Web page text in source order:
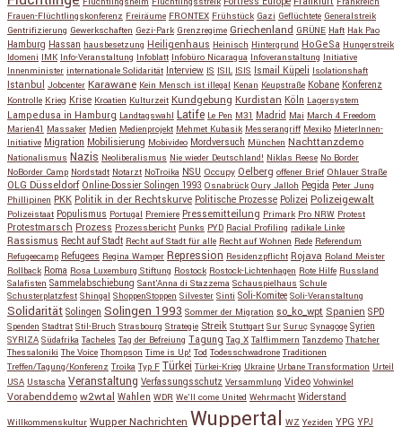
Frauen-Flüchtlingskonferenz Freiräume FRONTEX Frühstück Gazi Geflüchtete Generalstreik
Gentrifizierung Gewerkschaften Gezi-Park Grenzregime Griechenland GRÜNE Haft Hak Pao
Hamburg Hassan hausbesetzung Heiligenhaus Heinisch Hintergrund HoGeSa Hungerstreik
Idomeni IMK Info-Veranstaltung Infoblatt Infobüro Nicaragua Infoveranstaltung Initiative
Innenminister internationale Solidarität Interview IS ISIL ISIS Ismail Küpeli Isolationshaft
Istanbul Jobcenter Karawane Kein Mensch ist illegal Kenan Keupstraße Kobane Konferenz
Kontrolle Krieg Krise Kroatien Kulturzeit Kundgebung Kurdistan Köln Lagersystem
Lampedusa in Hamburg Landtagswahl Latife Le Pen M31 Madrid Mai March 4 Freedom
Marien41 Massaker Medien Medienprojekt Mehmet Kubasik Messerangriff Mexiko MieterInnen-
Initiative Migration Mobilisierung Mobivideo Mordversuch München Nachttanzdemo
Nationalismus Nazis Neoliberalismus Nie wieder Deutschland! Niklas Reese No Border
NoBorder Camp Nordstadt Notarzt NoTroika NSU Occupy Oelberg offener Brief Ohlauer Straße
OLG Düsseldorf Online-Dossier Solingen 1993 Osnabrück Oury Jalloh Pegida Peter Jung
Phillipinen PKK Politik in der Rechtskurve Politische Prozesse Polizei Polizeigewalt
Polizeistaat Populismus Portugal Premiere Pressemitteilung Primark Pro NRW Protest
Protestmarsch Prozess Prozessbericht Punks PYD Racial Profiling radikale Linke
Rassismus Recht auf Stadt Recht auf Stadt für alle Recht auf Wohnen Rede Referendum
Refugeecamp Refugees Regina Wamper Repression Residenzpflicht Rojava Roland Meister
Rollback Roma Rosa Luxemburg Stiftung Rostock Rostock-Lichtenhagen Rote Hilfe Russland
Salafisten Sammelabschiebung Sant'Anna di Stazzema Schauspielhaus Schule
Schusterplatzfest Shingal ShoppenStoppen Silvester Sinti Soli-Komitee Soli-Veranstaltung
Solidarität Solingen Solingen 1993 Sommer der Migration so_ko_wpt Spanien SPD
Spenden Stadtrat Stil-Bruch Strasbourg Strategie Streik Stuttgart Sur Suruç Synagoge Syrien
SYRIZA Südafrika Tacheles Tag der Befreiung Tagung Tag X Talflimmern Tanzdemo Thatcher
Thessaloniki The Voice Thompson Time is Up! Tod Todesschwadrone Traditionen
Treffen/Tagung/Konferenz Troika Typ F Türkei Türkei-Krieg Ukraine Urbane Transformation Urteil
USA Ustascha Veranstaltung Verfassungsschutz Versammlung Video Vohwinkel
Vorabenddemo w2wtal Wahlen WDR We'll come United Wehrmacht Widerstand
Willkommenskultur Wupper Nachrichten Wuppertal WZ Yeziden YPG YPJ